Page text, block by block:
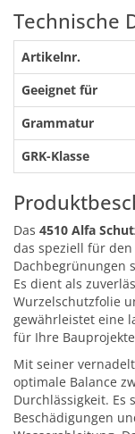
Technische
Artikelnr.
Geeignet für
Grammatur
GRK-Klasse
Das 4510 Alfa
das speziell für
Dachbegrünungen
Es dient als
Wurzelschutzfolie
gewährleistet eine
für Ihre
Mit seiner
optimale Balance
Durchlässigkeit. Es
Beschädigungen